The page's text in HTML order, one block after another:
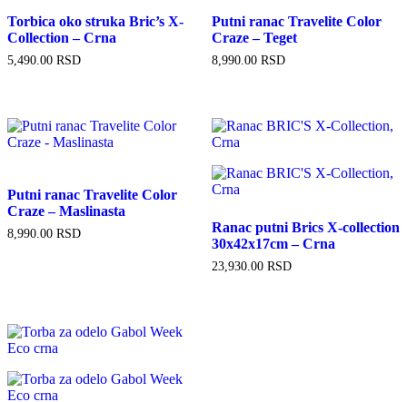
Torbica oko struka Bric’s X-
Collection – Crna
5,490.00 RSD
Putni ranac Travelite Color
Craze – Teget
8,990.00 RSD
Putni ranac Travelite Color
Craze – Maslinasta
8,990.00 RSD
Ranac putni Brics X-collection
30x42x17cm – Crna
23,930.00 RSD